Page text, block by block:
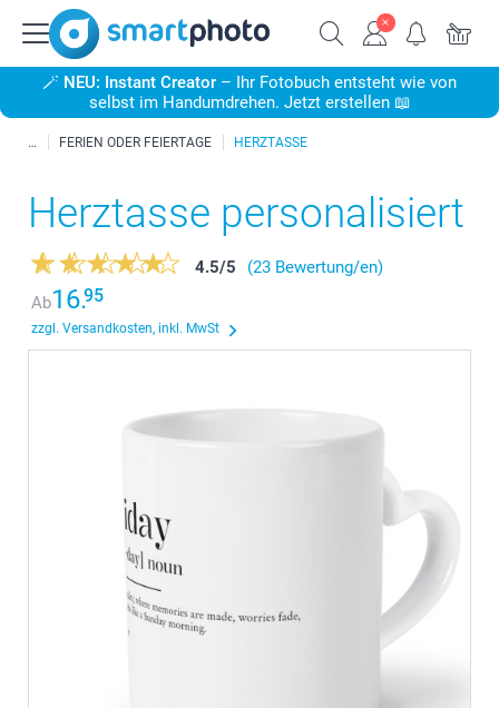
🪄 NEU: Instant Creator – Ihr Fotobuch entsteht wie von
selbst im Handumdrehen. Jetzt erstellen 📖
FERIEN ODER FEIERTAGE HERZTASSE
Herztasse personalisiert
4.5/5
(23 Bewertung/en)
Ab16.95
zzgl. Versandkosten, inkl. MwSt